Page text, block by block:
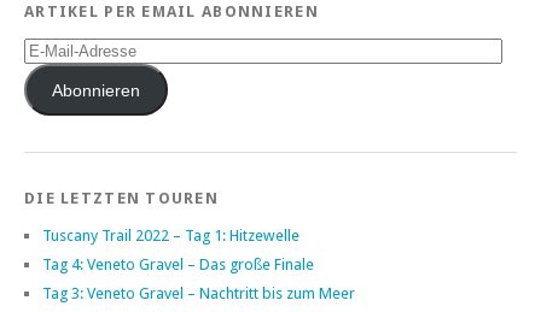
ARTIKEL PER EMAIL ABONNIEREN
E-
Mail-
AdresseAbonnieren
DIE LETZTEN TOUREN
Tuscany Trail 2022 – Tag 1: Hitzewelle
Tag 4: Veneto Gravel – Das große Finale
Tag 3: Veneto Gravel – Nachtritt bis zum Meer